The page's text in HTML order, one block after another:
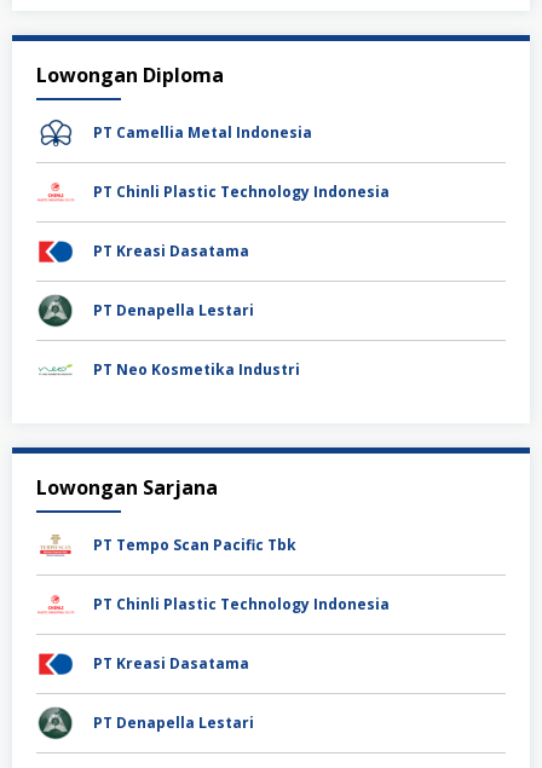
Lowongan Diploma
PT Camellia Metal Indonesia
PT Chinli Plastic Technology Indonesia
PT Kreasi Dasatama
PT Denapella Lestari
PT Neo Kosmetika Industri
Lowongan Sarjana
PT Tempo Scan Pacific Tbk
PT Chinli Plastic Technology Indonesia
PT Kreasi Dasatama
PT Denapella Lestari